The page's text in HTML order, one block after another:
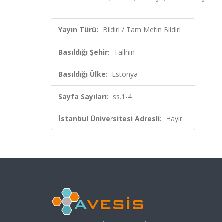
Yayın Türü: Bildiri / Tam Metin Bildiri
Basıldığı Şehir: Tallnin
Basıldığı Ülke: Estonya
Sayfa Sayıları: ss.1-4
İstanbul Üniversitesi Adresli: Hayır